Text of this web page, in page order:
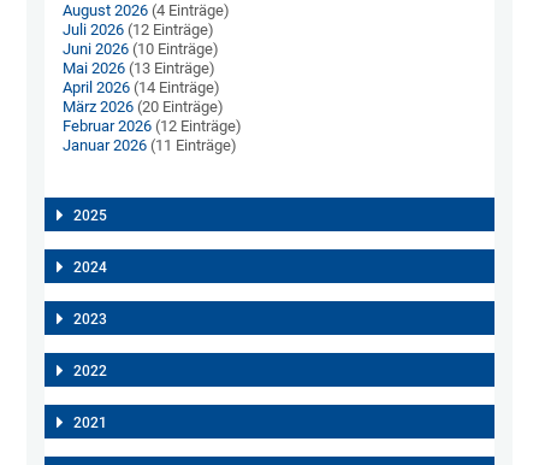
August 2026 (4 Einträge)
Juli 2026 (12 Einträge)
Juni 2026 (10 Einträge)
Mai 2026 (13 Einträge)
April 2026 (14 Einträge)
März 2026 (20 Einträge)
Februar 2026 (12 Einträge)
Januar 2026 (11 Einträge)
2025
2024
2023
2022
2021